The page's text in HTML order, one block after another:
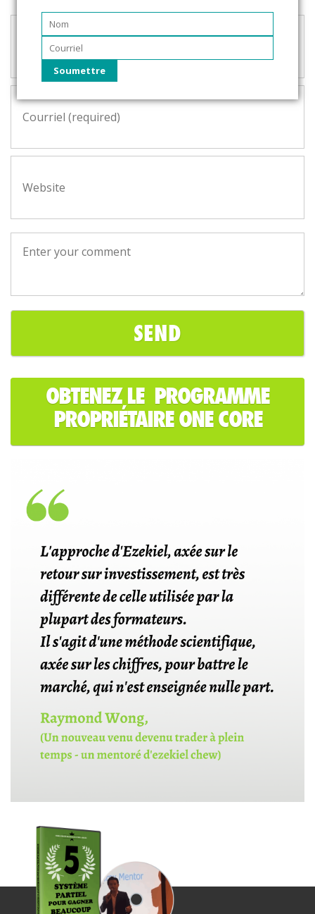
OBTENEZ LE PROGRAMME
PROPRIÉTAIRE ONE CORE